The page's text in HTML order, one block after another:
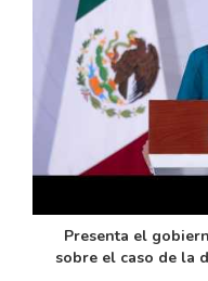
Presenta el
sobre el caso de la